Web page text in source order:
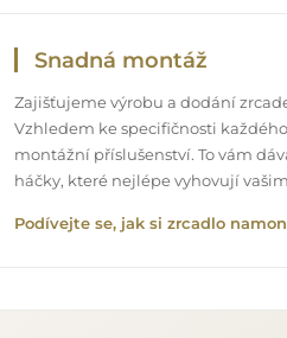
Snadná montáž
Zajišťujeme výrobu a dodání
Vzhledem ke specifičnosti
montážní příslušenství. To vám
háčky, které nejlépe vyhovují
Podívejte se, jak si zrcadlo